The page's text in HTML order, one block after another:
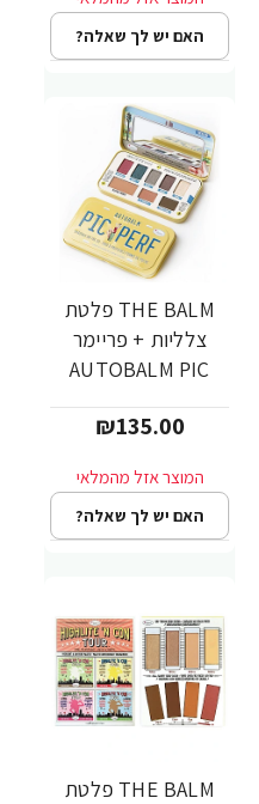
האם יש לך שאלה?
THE BALM פלטת
צלליות + פריימר
AUTOBALM PIC
₪135.00
האם יש לך שאלה?
THE BALM פלטת